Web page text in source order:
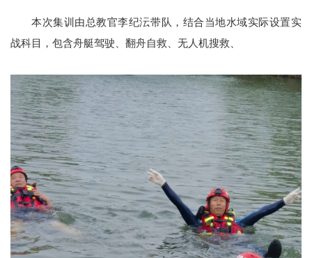
本次集训由总教官李纪沄带队，结合当地水域实际设置实
战科目，包含舟艇驾驶、翻舟自救、无人机搜救、